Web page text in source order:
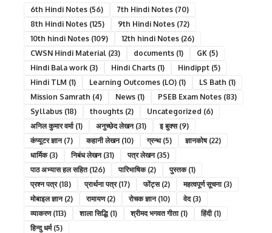
6th Hindi Notes (56) 7th Hindi Notes (70)
8th Hindi Notes (125) 9th Hindi Notes (72)
10th hindi Notes (109) 12th hindi Notes (26)
CWSN Hindi Material (23) documents (1) GK (5)
Hindi Bala work (3) Hindi Charts (1) Hindippt (5)
Hindi TLM (1) Learning Outcomes (LO) (1) LS Bath (1)
Mission Samrath (4) News (1) PSEB Exam Notes (83)
Syllabus (18) thoughts (2) Uncategorized (6)
अनिल कुमार वर्मा(1) अनुच्छेद लेखन(31) इ बुक्स(9)
कंप्यूटर ज्ञान(7) कहानी लेखन(10) ग्रन्थ(5) ज्ञानकोष(22)
धार्मिक(3) निबंध लेखन(31) पत्र लेखन(35)
पाठ अभ्यास हल सहित(126) पारिभाषिक(2) पुस्तक(1)
प्रश्न पत्र(18) प्रार्थना पत्र(17) फोंट्स(2) महत्वपूर्ण सूचना(3)
मोबाइल ज्ञान(2) रामायण(2) रोचक ज्ञान(10) वेद(3)
व्याकरण(113) शाला सिद्धि(1) श्रीमद भगवत गीता(1) हिंदी(1)
हिन्दु धर्म(5)